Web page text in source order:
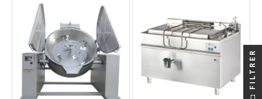
FILTRER